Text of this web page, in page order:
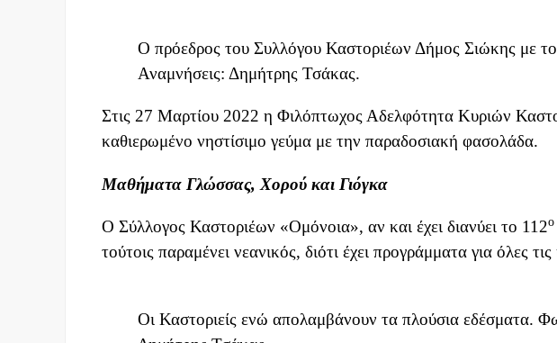
Ο πρόεδρος του Συλλόγου Καστοριέων Δήμος Σιώκης με
Αναμνήσεις: Δημήτρης Τσάκας.
Στις 27 Μαρτίου 2022 η Φιλόπτωχος Αδελφότητα Κυριών
καθιερωμένο νηστίσιμο γεύμα με την παραδοσιακή φασολάδα.
Μαθήματα Γλώσσας, Χορού και Γιόγκα
Ο Σύλλογος Καστοριέων «Ομόνοια», αν και έχει διανύει το 112ο
τούτοις παραμένει νεανικός, διότι έχει προγράμματα για όλες τις
Οι Καστοριείς ενώ απολαμβάνουν τα πλούσια εδέσματα.